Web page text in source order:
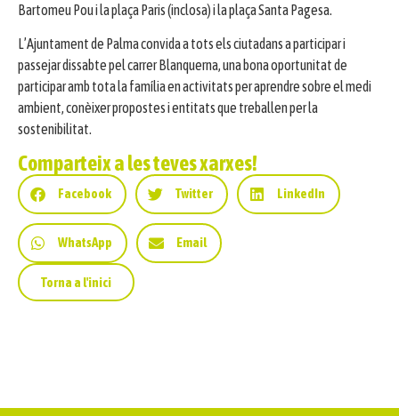
Bartomeu Pou i la plaça Paris (inclosa) i la plaça Santa Pagesa.
L’Ajuntament de Palma convida a tots els ciutadans a participar i
passejar dissabte pel carrer Blanquerna, una bona oportunitat de
participar amb tota la família en activitats per aprendre sobre el medi
ambient, conèixer propostes i entitats que treballen per la
sostenibilitat.
Comparteix a les teves xarxes!
Facebook Twitter LinkedIn
WhatsApp Email
Torna a l'inici